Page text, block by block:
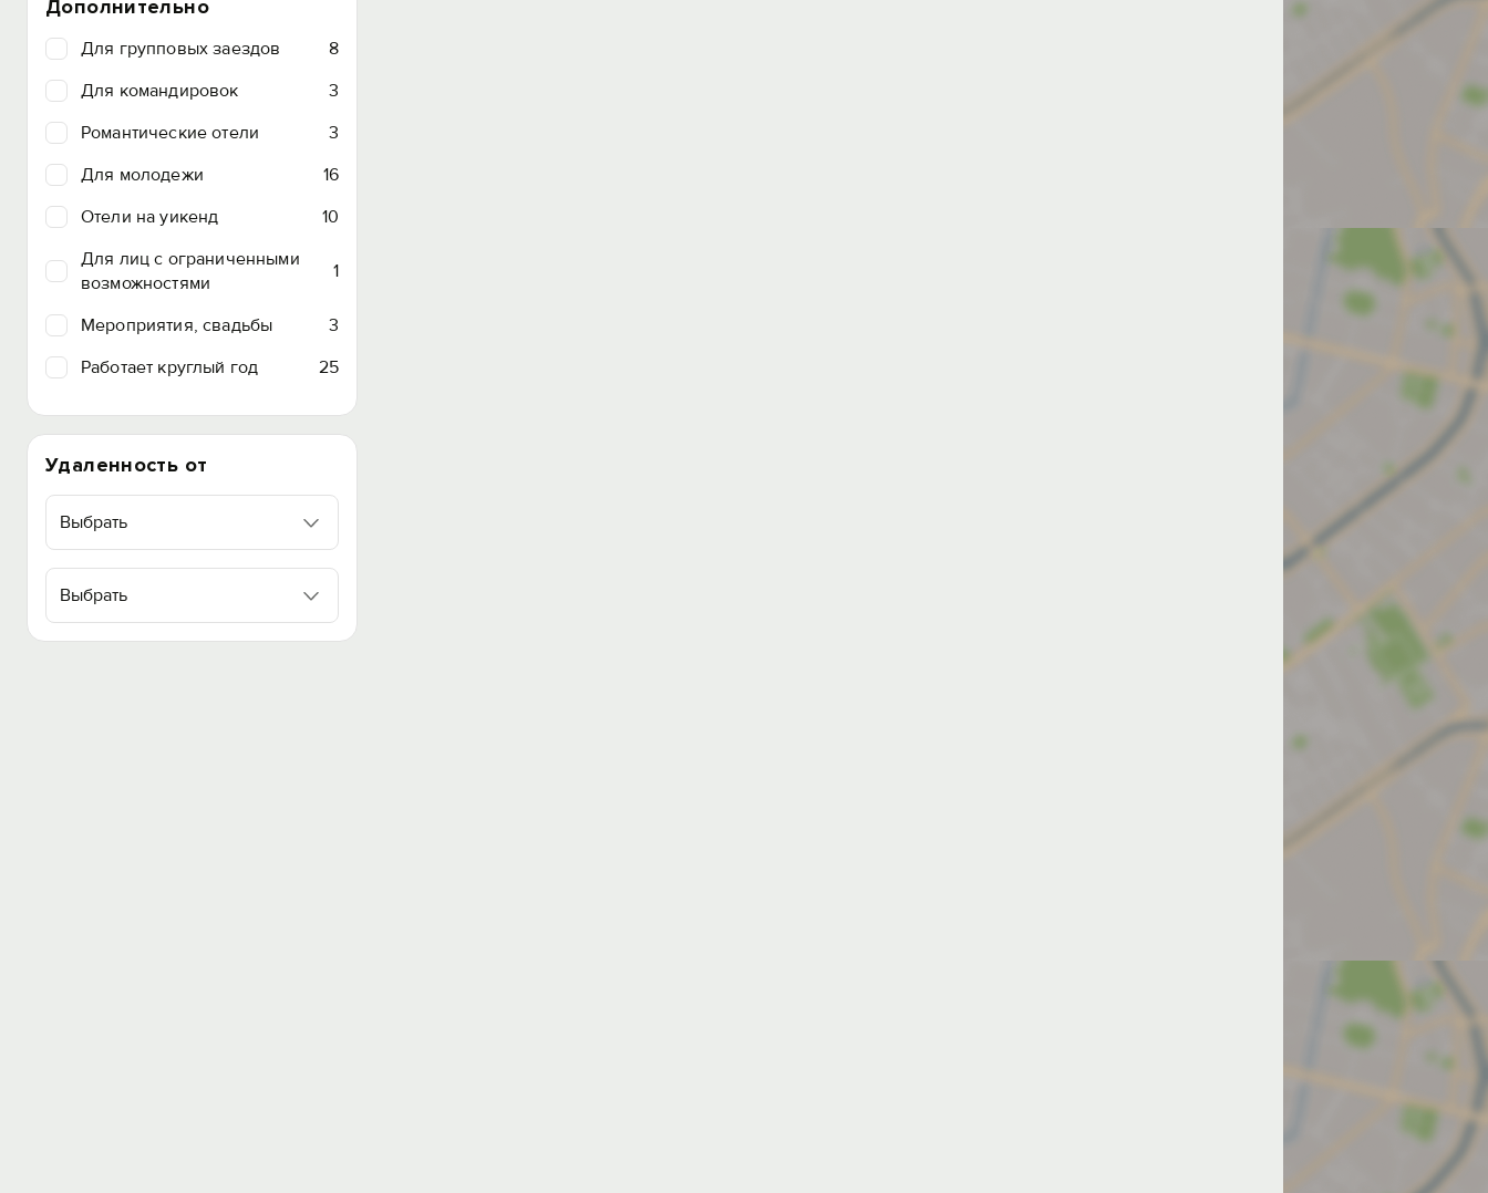
Дополнительно
Для групповых заездов
8
Для командировок
3
Романтические отели
3
Для молодежи
16
Отели на уикенд
10
Для лиц с ограниченными
возможностями
1
Мероприятия, свадьбы
3
Работает круглый год
25
Удаленность от
Выбрать
Выбрать